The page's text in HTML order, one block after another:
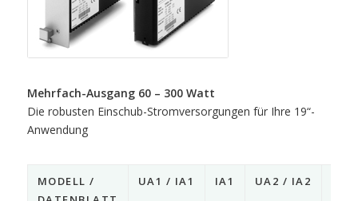
Mehrfach-Ausgang 60 – 300 Watt
Die robusten Einschub-Stromversorgungen für Ihre 19“-
Anwendung
MODELL /
UA1 / IA1 IA1 UA2 / IA2